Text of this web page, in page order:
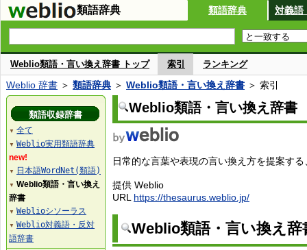
類語辞典 類語辞典 対義語
Weblio類語・言い換え辞書 トップ 索引 ランキング
Weblio 辞書 ＞ 類語辞典 ＞ Weblio類語・言い換え辞書 ＞ 索引
Weblio類語・言い換え辞書
日常的な言葉や表現の言い換え方を提案す
提供 Weblio
URL https://thesaurus.weblio.jp/
Weblio類語・言い換え
類語収録辞書
▼ 全て
▼ Weblio実用類語辞典
new!
▼ 日本語WordNet(類語)
▼ Weblio類語・言い換え
辞書
▼ Weblioシソーラス
▼ Weblio対義語・反対
語辞書